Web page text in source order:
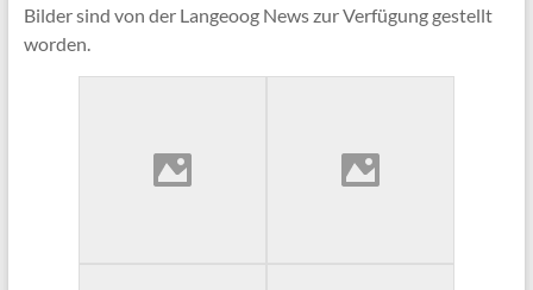
Bilder sind von der Langeoog News zur Verfügung gestellt
worden.